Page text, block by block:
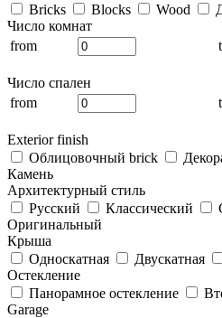
Bricks
Blocks Wood
Число комнат
from
Число спален
from
Exterior finish
Облицовочный brick
Камень
Архитектурный стиль
Русский
Классический
Оригинальный
Крыша
Односкатная
Двускатная
Остекление
Панорамное остекление
Garage